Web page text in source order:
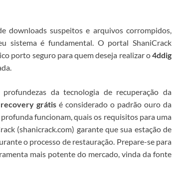
downloads suspeitos e arquivos corrompidos,
sistema é fundamental. O portal ShaniCrack
porto seguro para quem deseja realizar o4ddig
da tecnologia de recuperação da
grátis é considerado o padrão ouro da
funcionam, quais os requisitos para uma
(shanicrack.com) garante que sua estação de
o processo de restauração. Prepare-se para
mais potente do mercado, vinda da fonte